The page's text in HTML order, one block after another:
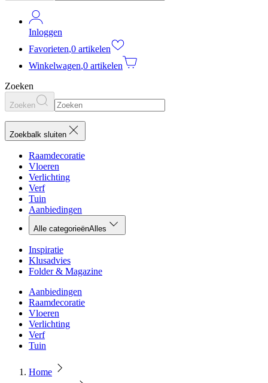
Inloggen
Favorieten,0 artikelen
Winkelwagen,0 artikelen
Zoeken
Zoeken
Zoekbalk sluiten
Raamdecoratie
Vloeren
Verlichting
Verf
Tuin
Aanbiedingen
Alle categorieënAlles
Inspiratie
Klusadvies
Folder & Magazine
Aanbiedingen
Raamdecoratie
Vloeren
Verlichting
Verf
Tuin
Home